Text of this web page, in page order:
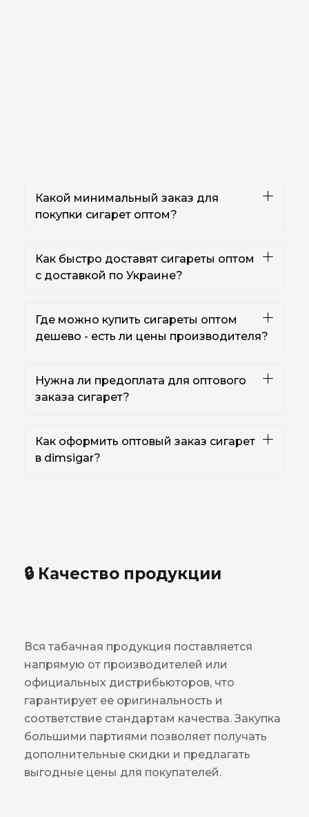
Какой минимальный заказ для
покупки сигарет оптом?
Как быстро доставят сигареты оптом
с доставкой по Украине?
Где можно купить сигареты оптом
дешево - есть ли цены производителя?
Нужна ли предоплата для оптового
заказа сигарет?
Как оформить оптовый заказ сигарет
в dimsigar?
🔒 Качество продукции
Вся табачная продукция поставляется
напрямую от производителей или
официальных дистрибьюторов, что
гарантирует ее оригинальность и
соответствие стандартам качества. Закупка
большими партиями позволяет получать
дополнительные скидки и предлагать
выгодные цены для покупателей.